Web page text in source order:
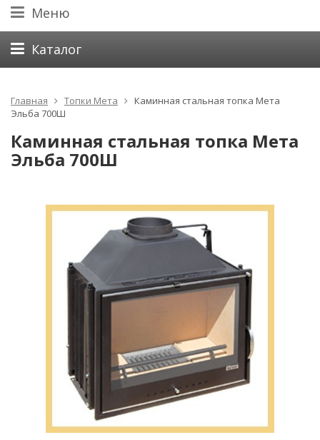
Меню
Каталог
Главная Топки Мета
Каминная стальная топка Мета
Эльба 700Ш
Каминная стальная топка Мета
Эльба 700Ш